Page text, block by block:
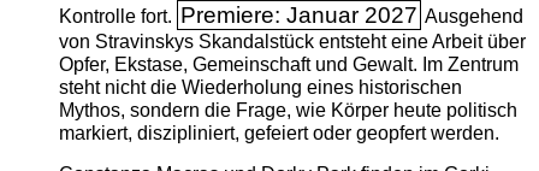
Kontrolle fort. Premiere: Januar 2027 Ausgehend
von Stravinskys Skandalstück entsteht eine Arbeit über
Opfer, Ekstase, Gemeinschaft und Gewalt. Im Zentrum
steht nicht die Wiederholung eines historischen
Mythos, sondern die Frage, wie Körper heute politisch
markiert, diszipliniert, gefeiert oder geopfert werden.